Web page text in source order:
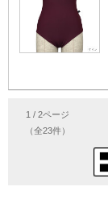
1 / 2ページ
（全23件）